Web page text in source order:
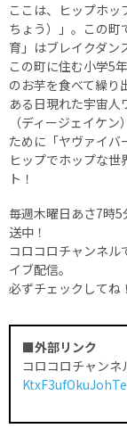
ここは、ヒップホ
ちょう）」。この町
育」はブレイクダン
この町に住む小学5
のお芋を食べて繰り
ある日現れた宇宙人
（ディージェイケ
ために「ヤヴァイバ
ヒップでホップな
ト！
毎週木曜日あさ7時
送中！
コロコロチャンネル
イブ配信。
必ずチェックしてね！
■外部リンク
コロコロチャンネ